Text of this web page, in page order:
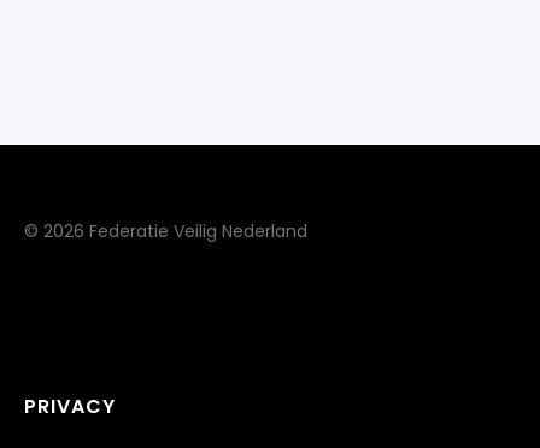
© 2026 Federatie Veilig Nederland
PRIVACY